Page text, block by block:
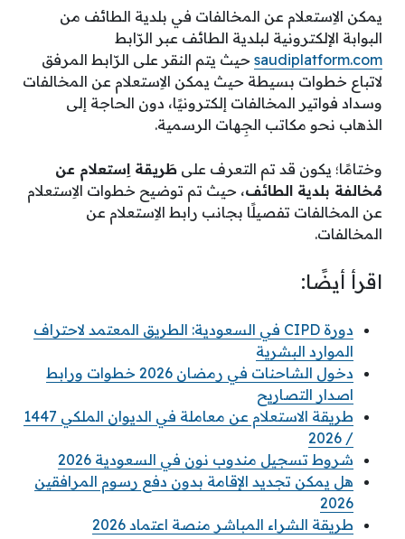
يمكن الاِستعلام عن المخالفات في بلدية الطائف من
البوابة الإلكترونية لبلدية الطائف عبر الرّابط
saudiplatform.com حيث يتم النقر على الرّابط المرفق
لاتباع خطوات بسيطة حيث يمكن الاِستعلام عن المخالفات
وسداد فواتير المخالفات إلكترونيًا، دون الحاجة إلى
الذهاب نحو مكاتب الجِهات الرسمية.
وختامًا؛ يكون قد تم التعرف على طَريقة اِستعلام عن
مُخالفة بلدية الطائف، حيث تم توضيح خطوات الاِستعلام
عن المخالفات تفصيلًا بجانب رابط الاِستعلام عن
المخالفات.
اقرأ أيضًا:
دورة CIPD في السعودية: الطريق المعتمد لاحتراف
الموارد البشرية
دخول الشاحنات في رمضان 2026 خطوات ورابط
اصدار التصاريح
طريقة الاستعلام عن معاملة في الديوان الملكي 1447
/ 2026
شروط تسجيل مندوب نون في السعودية 2026
هل يمكن تجديد الإقامة بدون دفع رسوم المرافقين
2026
طريقة الشراء المباشر منصة اعتماد 2026